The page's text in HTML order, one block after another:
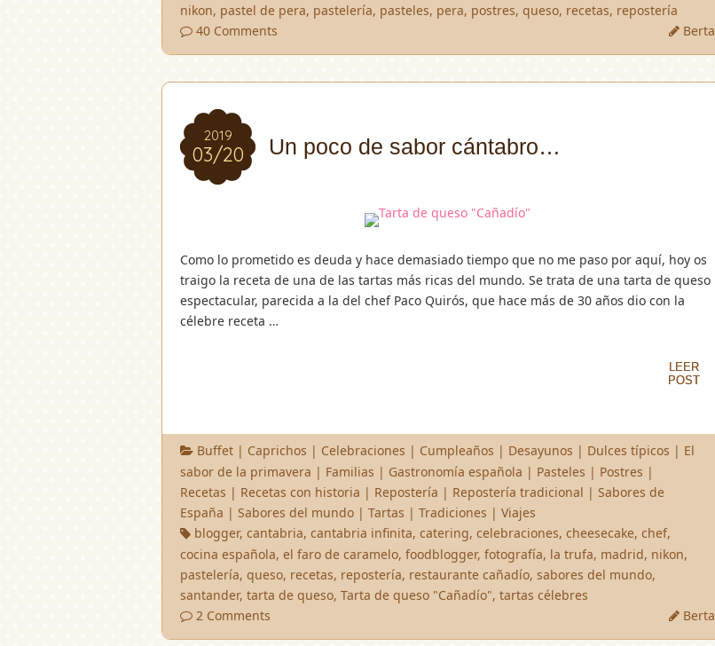
nikon, pastel de pera, pastelería, pasteles, pera, postres, queso, recetas, repostería
40 Comments
Berta
2019
03/20
2019
03/20 Un poco de sabor cántabro…
Como lo prometido es deuda y hace demasiado tiempo que no me paso por aquí, hoy os
traigo la receta de una de las tartas más ricas del mundo. Se trata de una tarta de queso
espectacular, parecida a la del chef Paco Quirós, que hace más de 30 años dio con la
célebre receta …
LEER
POST
LEER
POST
Buffet | Caprichos | Celebraciones | Cumpleaños | Desayunos | Dulces típicos | El
sabor de la primavera | Familias | Gastronomía española | Pasteles | Postres |
Recetas | Recetas con historia | Repostería | Repostería tradicional | Sabores de
España | Sabores del mundo | Tartas | Tradiciones | Viajes
blogger,cantabria,cantabria infinita,catering,celebraciones,cheesecake,chef,
cocina española, el faro de caramelo, foodblogger, fotografía, la trufa, madrid, nikon,
pastelería, queso, recetas, repostería, restaurante cañadío, sabores del mundo,
santander, tarta de queso, Tarta de queso "Cañadío", tartas célebres
2 Comments
Berta